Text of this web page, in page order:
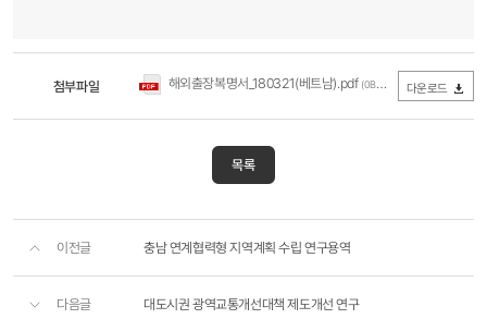
첨부파일 해외출장복명서_180321(베트남).pdf (0Byte / 다운로드 283회) 다운로드
목록
이전글 충남 연계협력형 지역계획 수립 연구용역
다음글 대도시권 광역교통개선대책 제도개선 연구